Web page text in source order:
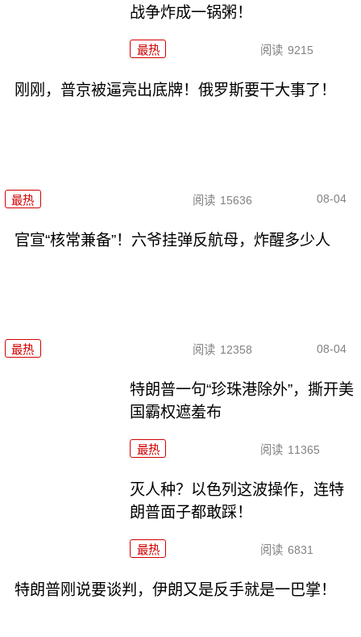
战争炸成一锅粥！
最热 阅读 9215
刚刚，普京被逼亮出底牌！俄罗斯要干大事了！
最热 阅读 15636 08-04
官宣“核常兼备”！六爷挂弹反航母，炸醒多少人
最热 阅读 12358 08-04
特朗普一句“珍珠港除外”，撕开美
国霸权遮羞布
最热 阅读 11365
灭人种？以色列这波操作，连特
朗普面子都敢踩！
最热 阅读 6831
特朗普刚说要谈判，伊朗又是反手就是一巴掌！